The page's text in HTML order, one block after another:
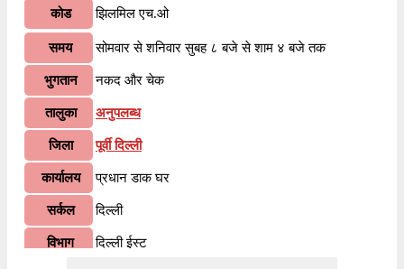
कोड झिलमिल एच.ओ
समय सोमवार से शनिवार सुबह ८ बजे से शाम ४ बजे तक
भुगतान नकद और चेक
तालुका अनुपलब्ध
जिला पूर्वी दिल्ली
कार्यालय प्रधान डाक घर
सर्कल दिल्ली
विभाग दिल्ली ईस्ट